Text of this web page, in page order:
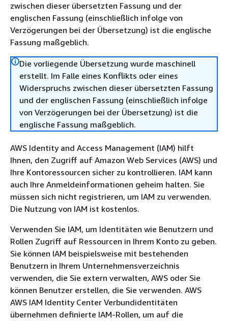
zwischen dieser übersetzten Fassung und der
englischen Fassung (einschließlich infolge von
Verzögerungen bei der Übersetzung) ist die englische
Fassung maßgeblich.
Die vorliegende Übersetzung wurde maschinell
erstellt. Im Falle eines Konflikts oder eines
Widerspruchs zwischen dieser übersetzten Fassung
und der englischen Fassung (einschließlich infolge
von Verzögerungen bei der Übersetzung) ist die
englische Fassung maßgeblich.
AWS Identity and Access Management (IAM) hilft
Ihnen, den Zugriff auf Amazon Web Services (AWS) und
Ihre Kontoressourcen sicher zu kontrollieren. IAM kann
auch Ihre Anmeldeinformationen geheim halten. Sie
müssen sich nicht registrieren, um IAM zu verwenden.
Die Nutzung von IAM ist kostenlos.
Verwenden Sie IAM, um Identitäten wie Benutzern und
Rollen Zugriff auf Ressourcen in Ihrem Konto zu geben.
Sie können IAM beispielsweise mit bestehenden
Benutzern in Ihrem Unternehmensverzeichnis
verwenden, die Sie extern verwalten, AWS oder Sie
können Benutzer erstellen, die Sie verwenden. AWS
AWS IAM Identity Center Verbundidentitäten
übernehmen definierte IAM-Rollen, um auf die